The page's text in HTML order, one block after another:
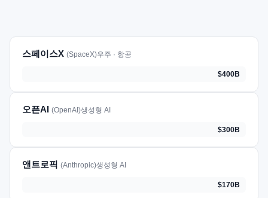
스페이스X (SpaceX)우주 · 항공
$400B
오픈AI (OpenAI)생성형 AI
$300B
앤트로픽 (Anthropic)생성형 AI
$170B